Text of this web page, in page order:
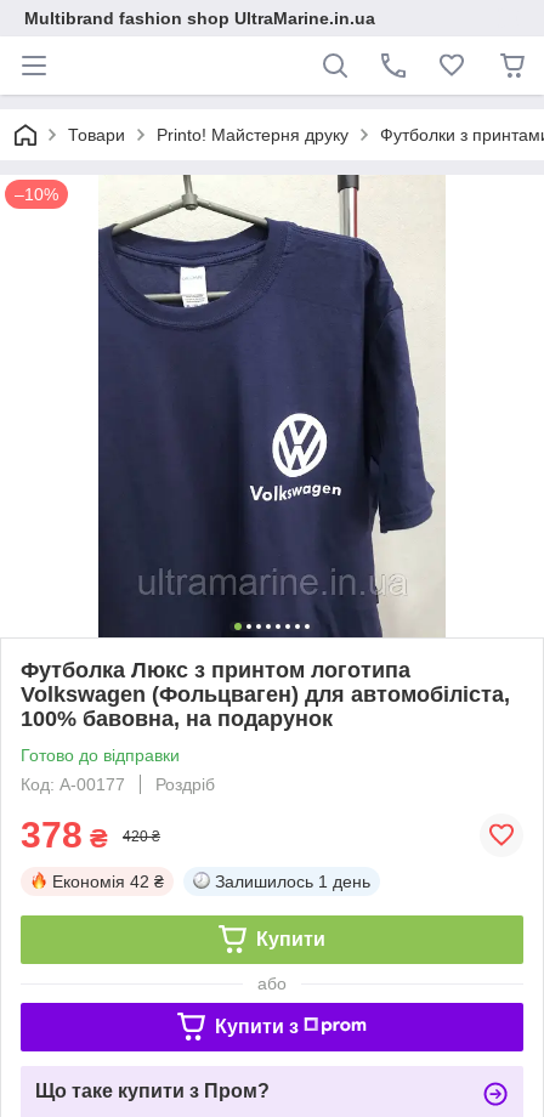
Multibrand fashion shop UltraMarine.in.ua
Товари Printo! Майстерня друку Футболки з
–10%
Футболка Люкс з принтом логотипа
Volkswagen (Фольцваген) для автомобіліста,
100% бавовна, на подарунок
Готово до відправки
Код: A-00177
Роздріб
378 ₴ 420 ₴
Економія 42 ₴ Залишилось 1 день
Купити
або
Купити з
Що таке купити з Пром?